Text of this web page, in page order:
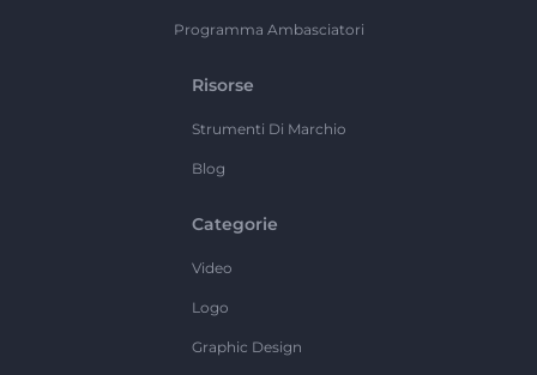
Programma Ambasciatori
Risorse
Strumenti Di Marchio
Blog
Categorie
Video
Logo
Graphic Design